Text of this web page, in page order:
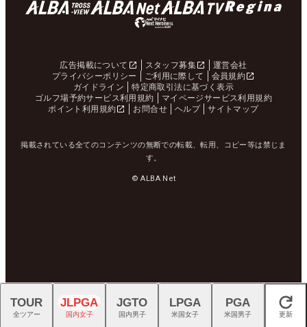
広告掲載について スタッフ募集
運営会社
プライバシーポリシー
ご利用に際して
会員規約
ガイドライン
特定商取引法に基づく表示
ゴルフ場予約サービス利用規約
マイページサービス利用規約
ポイント利用規約
お問合せ ヘルプ サイトマップ
掲載されている全てのコンテンツの無断での転載、転用、コピー等は禁じま
す。
© ALBA Net
閉じる
TOUR
全ツアー
JLPGA
国内女子
JGTO
国内男子
LPGA
米国女子
PGA
米国男子 更新